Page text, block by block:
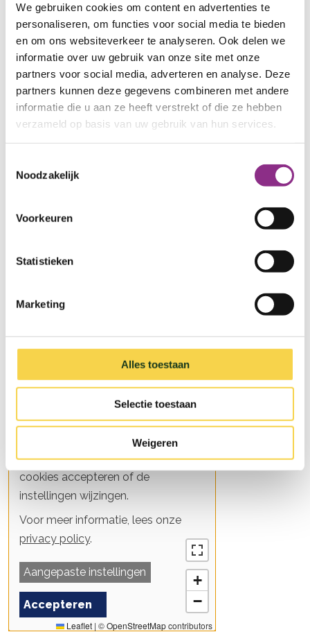
We gebruiken cookies om content en advertenties te
personaliseren, om functies voor social media te bieden
en om ons websiteverkeer te analyseren. Ook delen we
informatie over uw gebruik van onze site met onze
partners voor social media, adverteren en analyse. Deze
partners kunnen deze gegevens combineren met andere
informatie die u aan ze heeft verstrekt of die ze hebben
verzameld op basis van uw gebruik van hun services.
Noodzakelijk
Voorkeuren
Statistieken
Marketing
Alles toestaan
Selectie toestaan
Weigeren